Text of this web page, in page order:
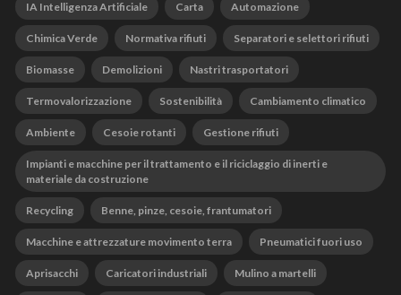
IA Intelligenza Artificiale Carta Automazione
Chimica Verde Normativa rifiuti Separatori e selettori rifiuti
Biomasse Demolizioni Nastri trasportatori
Termovalorizzazione Sostenibilità Cambiamento climatico
Ambiente Cesoie rotanti Gestione rifiuti
Impianti e macchine per il trattamento e il riciclaggio di inerti e
materiale da costruzione
Recycling Benne, pinze, cesoie, frantumatori
Macchine e attrezzature movimento terra Pneumatici fuori uso
Aprisacchi Caricatori industriali Mulino a martelli